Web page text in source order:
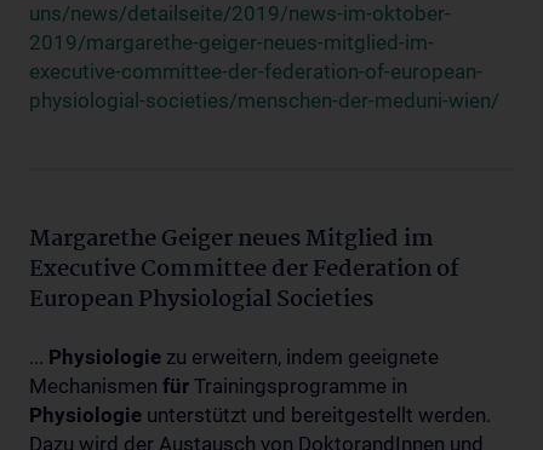
uns/news/detailseite/2019/news-im-oktober-
2019/margarethe-geiger-neues-mitglied-im-
executive-committee-der-federation-of-european-
physiologial-societies/menschen-der-meduni-wien/
Margarethe Geiger neues Mitglied im
Executive Committee der Federation of
European Physiologial Societies
... Physiologie zu erweitern, indem geeignete
Mechanismen für Trainingsprogramme in
Physiologie unterstützt und bereitgestellt werden.
Dazu wird der Austausch von DoktorandInnen und